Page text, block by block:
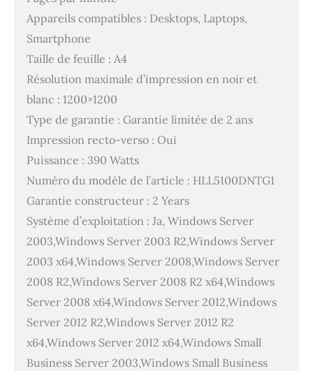
Appareils compatibles : Desktops, Laptops,
Smartphone
Taille de feuille : A4
Résolution maximale d’impression en noir et
blanc : 1200×1200
Type de garantie : Garantie limitée de 2 ans
Impression recto-verso : Oui
Puissance : 390 Watts
Numéro du modèle de l’article : HLL5100DNTG1
Garantie constructeur : 2 Years
Système d’exploitation : Ja, Windows Server
2003,Windows Server 2003 R2,Windows Server
2003 x64,Windows Server 2008,Windows Server
2008 R2,Windows Server 2008 R2 x64,Windows
Server 2008 x64,Windows Server 2012,Windows
Server 2012 R2,Windows Server 2012 R2
x64,Windows Server 2012 x64,Windows Small
Business Server 2003,Windows Small Business